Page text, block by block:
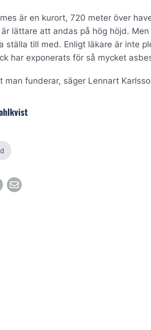
är en kurort, 720 meter över
lättare att andas på hög höjd.
ställa till med. Enligt läkare är inte
har exponerats för så mycket
funderar, säger Lennart